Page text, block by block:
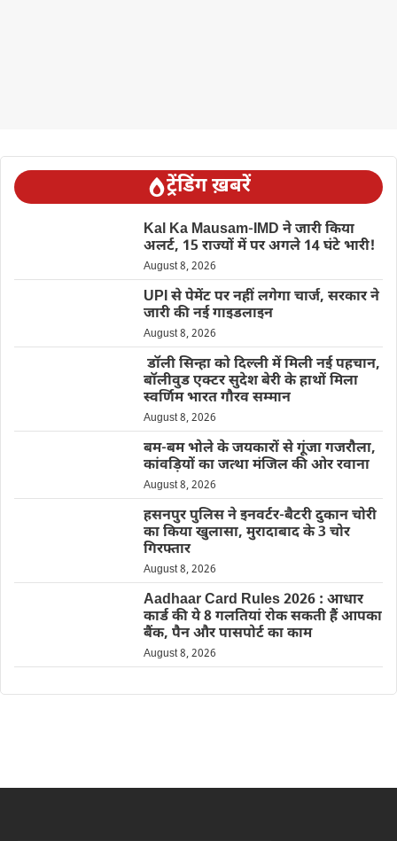
ट्रेंडिंग ख़बरें
Kal Ka Mausam-IMD ने जारी किया
अलर्ट, 15 राज्यों में पर अगले 14 घंटे भारी!
August 8, 2026
UPI से पेमेंट पर नहीं लगेगा चार्ज, सरकार ने
जारी की नई गाइडलाइन
August 8, 2026
डॉली सिन्हा को दिल्ली में मिली नई पहचान,
बॉलीवुड एक्टर सुदेश बेरी के हाथों मिला
स्वर्णिम भारत गौरव सम्मान
August 8, 2026
बम-बम भोले के जयकारों से गूंजा गजरौला,
कांवड़ियों का जत्था मंजिल की ओर रवाना
August 8, 2026
हसनपुर पुलिस ने इनवर्टर-बैटरी दुकान चोरी
का किया खुलासा, मुरादाबाद के 3 चोर
गिरफ्तार
August 8, 2026
Aadhaar Card Rules 2026 : आधार
कार्ड की ये 8 गलतियां रोक सकती हैं आपका
बैंक, पैन और पासपोर्ट का काम
August 8, 2026